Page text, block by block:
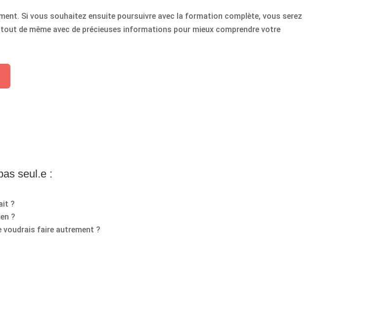
Si vous souhaitez ensuite poursuivre avec la formation complète, vous serez
de même avec de précieuses informations pour mieux comprendre votre
seul.e :
?
?
voudrais faire autrement ?